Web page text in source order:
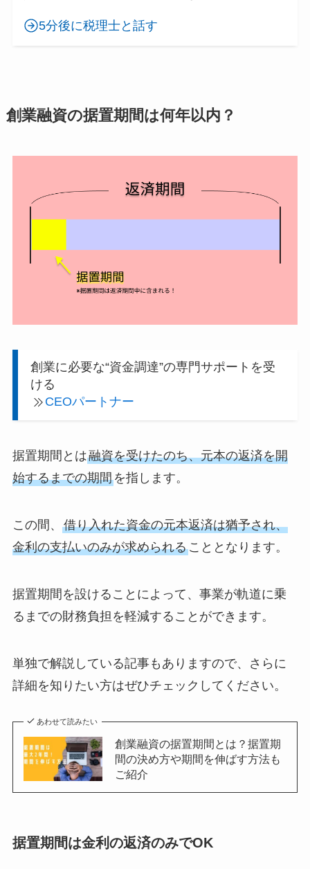
5分後に税理士と話す
創業融資の据置期間は何年以内？
創業に必要な“資金調達”の専門サポートを受
ける
CEOパートナー
据置期間とは融資を受けたのち、元本の返済を開
始するまでの期間を指します。
この間、 借り入れた資金の元本返済は猶予され、
金利の支払いのみが求められることとなります。
据置期間を設けることによって、事業が軌道に乗
るまでの財務負担を軽減することができます。
単独で解説している記事もありますので、さらに
詳細を知りたい方はぜひチェックしてください。
あわせて読みたい
創業融資の据置期間とは？据置期
間の決め方や期間を伸ばす方法も
ご紹介
据置期間は金利の返済のみでOK